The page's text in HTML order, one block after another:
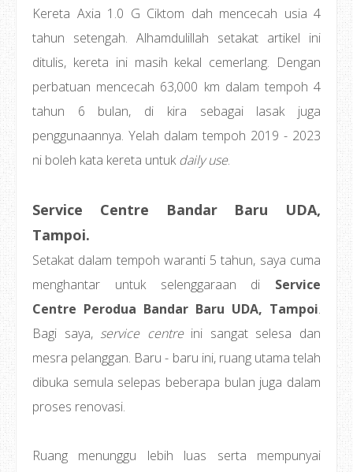
Kereta Axia 1.0 G Ciktom dah mencecah usia 4
tahun setengah. Alhamdulillah setakat artikel ini
ditulis, kereta ini masih kekal cemerlang. Dengan
perbatuan mencecah 63,000 km dalam tempoh 4
tahun 6 bulan, di kira sebagai lasak juga
penggunaannya. Yelah dalam tempoh 2019 - 2023
ni boleh kata kereta untukdaily use.
Service Centre Bandar Baru UDA,
Tampoi.
Setakat dalam tempoh waranti 5 tahun, saya cuma
menghantar untuk selenggaraan di Service
Centre Perodua Bandar Baru UDA, Tampoi.
Bagi saya, service centreini sangat selesa dan
mesra pelanggan. Baru - baru ini, ruang utama telah
dibuka semula selepas beberapa bulan juga dalam
proses renovasi.
Ruang menunggu lebih luas serta mempunyai